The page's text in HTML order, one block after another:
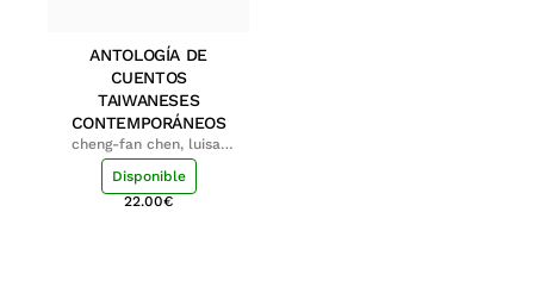
ANTOLOGÍA DE
CUENTOS
TAIWANESES
CONTEMPORÁNEOS
cheng-fan chen, luisa;
shu-ying chang, luisa
Disponible
22.00€